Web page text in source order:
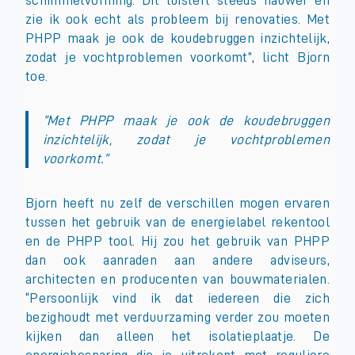
zie ik ook echt als probleem bij renovaties. Met
PHPP maak je ook de koudebruggen inzichtelijk,
zodat je vochtproblemen voorkomt”, licht Bjorn
toe.
“Met PHPP maak je ook de koudebruggen
inzichtelijk, zodat je vochtproblemen
voorkomt.”
Bjorn heeft nu zelf de verschillen mogen ervaren
tussen het gebruik van de energielabel rekentool
en de PHPP tool. Hij zou het gebruik van PHPP
dan ook aanraden aan andere adviseurs,
architecten en producenten van bouwmaterialen.
“Persoonlijk vind ik dat iedereen die zich
bezighoudt met verduurzaming verder zou moeten
kijken dan alleen het isolatieplaatje. De